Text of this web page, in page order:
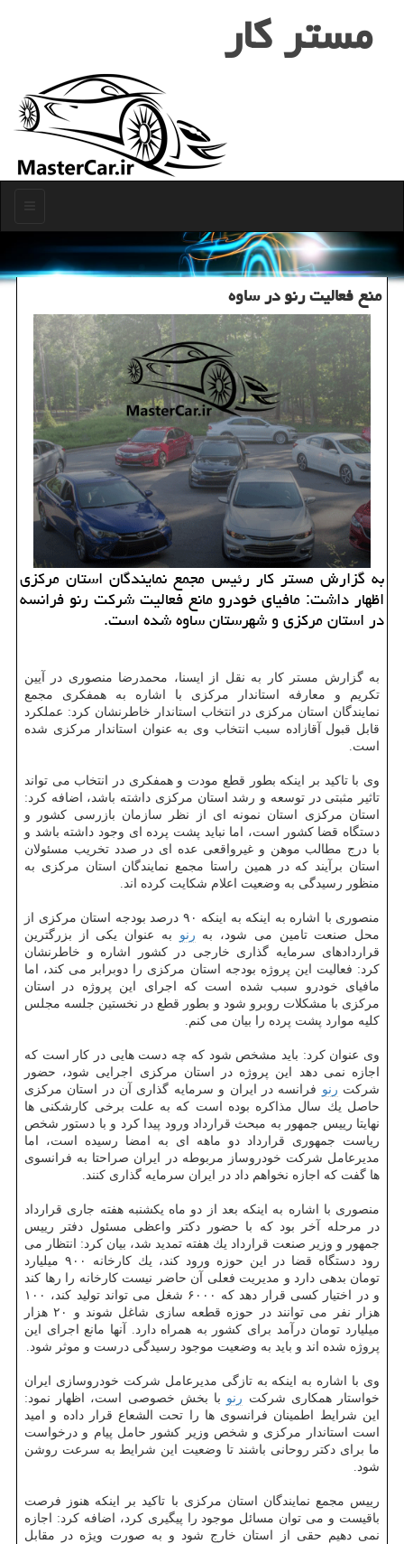
مستر كار
منع فعالیت رنو در ساوه
به گزارش مستر كار رئیس مجمع نمایندگان استان مركزی
اظهار داشت: مافیای خودرو مانع فعالیت شركت رنو فرانسه
در استان مركزی و شهرستان ساوه شده است.
به گزارش مستر كار به نقل از ایسنا، محمدرضا منصوری در آیین
تكریم و معارفه استاندار مركزی با اشاره به همفكری مجمع
نمایندگان استان مركزی در انتخاب استاندار خاطرنشان كرد: عملكرد
قابل قبول آقازاده سبب انتخاب وی به عنوان استاندار مركزی شده
است.
وی با تاكید بر اینكه بطور قطع مودت و همفكری در انتخاب می تواند
تاثیر مثبتی در توسعه و رشد استان مركزی داشته باشد، اضافه كرد:
استان مركزی استان نمونه ای از نظر سازمان بازرسی كشور و
دستگاه قضا كشور است، اما نباید پشت پرده ای وجود داشته باشد و
با درج مطالب موهن و غیرواقعی عده ای در صدد تخریب مسئولان
استان برآیند كه در همین راستا مجمع نمایندگان استان مركزی به
منظور رسیدگی به وضعیت اعلام شكایت كرده اند.
منصوری با اشاره به اینكه به اینكه ۹۰ درصد بودجه استان مركزی از
محل صنعت تامین می شود، به رنو به عنوان یكی از بزرگترین
قراردادهای سرمایه گذاری خارجی در كشور اشاره و خاطرنشان
كرد: فعالیت این پروژه بودجه استان مركزی را دوبرابر می كند، اما
مافیای خودرو سبب شده است كه اجرای این پروژه در استان
مركزی با مشكلات روبرو شود و بطور قطع در نخستین جلسه مجلس
كلیه موارد پشت پرده را بیان می كنم.
وی عنوان كرد: باید مشخص شود كه چه دست هایی در كار است كه
اجازه نمی دهد این پروژه در استان مركزی اجرایی شود، حضور
شركت رنو فرانسه در ایران و سرمایه گذاری آن در استان مركزی
حاصل یك سال مذاكره بوده است كه به علت برخی كارشكنی ها
نهایتا رییس جمهور به مبحث قرارداد ورود پیدا كرد و با دستور شخص
ریاست جمهوری قرارداد دو ماهه ای به امضا رسیده است، اما
مدیرعامل شركت خودروساز مربوطه در ایران صراحتا به فرانسوی
ها گفت كه اجازه نخواهم داد در ایران سرمایه گذاری كنند.
منصوری با اشاره به اینكه بعد از دو ماه یكشنبه هفته جاری قرارداد
در مرحله آخر بود كه با حضور دكتر واعظی مسئول دفتر رییس
جمهور و وزیر صنعت قرارداد یك هفته تمدید شد، بیان كرد: انتظار می
رود دستگاه قضا در این حوزه ورود كند، یك كارخانه ۹۰۰ میلیارد
تومان بدهی دارد و مدیریت فعلی آن حاضر نیست كارخانه را رها كند
و در اختیار كسی قرار دهد كه ۶۰۰۰ شغل می تواند تولید كند، ۱۰۰
هزار نفر می توانند در حوزه قطعه سازی شاغل شوند و ۲۰ هزار
میلیارد تومان درآمد برای كشور به همراه دارد. آنها مانع اجرای این
پروژه شده اند و باید به وضعیت موجود رسیدگی درست و موثر شود.
وی با اشاره به اینكه به تازگی مدیرعامل شركت خودروسازی ایران
خواستار همكاری شركت رنو با بخش خصوصی است، اظهار نمود:
این شرایط اطمینان فرانسوی ها را تحت الشعاع قرار داده و امید
است استاندار مركزی و شخص وزیر كشور حامل پیام و درخواست
ما برای دكتر روحانی باشند تا وضعیت این شرایط به سرعت روشن
شود.
رییس مجمع نمایندگان استان مركزی با تاكید بر اینكه هنوز فرصت
باقیست و می توان مسائل موجود را پیگیری كرد، اضافه كرد: اجازه
نمی دهیم حقی از استان خارج شود و به صورت ویژه در مقابل